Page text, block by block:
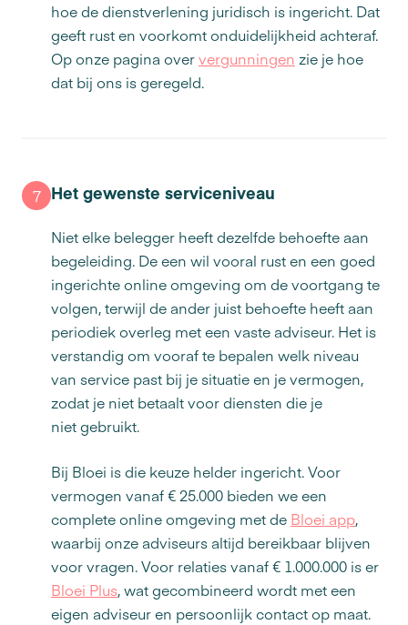
hoe de dienstverlening juridisch is ingericht. Dat
geeft rust en voorkomt onduidelijkheid achteraf.
Op onze pagina oververgunningen zie je hoe
dat bij ons is geregeld.
7 Het gewenste serviceniveau
Niet elke belegger heeft dezelfde behoefte aan
begeleiding. De een wil vooral rust en een goed
ingerichte online omgeving om de voortgang te
volgen, terwijl de ander juist behoefte heeft aan
periodiek overleg met een vaste adviseur. Het is
verstandig om vooraf te bepalen welk niveau
van service past bij je situatie en je vermogen,
zodat je niet betaalt voor diensten die je
niet gebruikt.
Bij Bloei is die keuze helder ingericht. Voor
vermogen vanaf € 25.000 bieden we een
complete online omgeving met de Bloei app,
waarbij onze adviseurs altijd bereikbaar blijven
voor vragen. Voor relaties vanaf € 1.000.000 is er
Bloei Plus, wat gecombineerd wordt met een
eigen adviseur en persoonlijk contact op maat.